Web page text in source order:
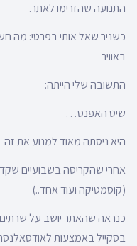
התנועה שהזרימו לאתר.
כשניר שאל אותי בפרטי: מה
באוויר
התשובה שלי הייתה:
שיט האפנס…
היא ניסתה מאוד למנוע את זה
(קוסמטיקה ועוד אחד..)
כנראה שהאתר יושב על שרתים
בסקייל באמצעות